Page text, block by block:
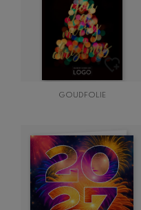
GOUDFOLIE